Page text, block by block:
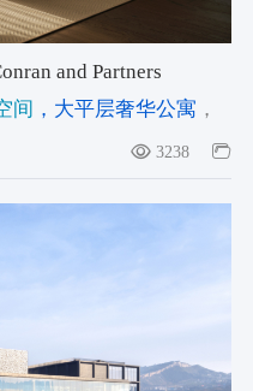
and Partners
间 ，大平层奢华公寓 ，
3238